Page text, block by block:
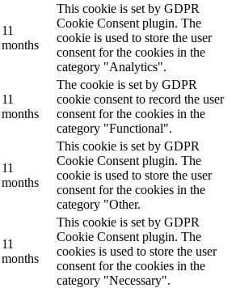
11
months
This cookie is set by GDPR
Cookie Consent plugin. The
cookie is used to store the user
consent for the cookies in the
category "Analytics".
11
months
The cookie is set by GDPR
cookie consent to record the user
consent for the cookies in the
category "Functional".
11
months
This cookie is set by GDPR
Cookie Consent plugin. The
cookie is used to store the user
consent for the cookies in the
category "Other.
11
months
This cookie is set by GDPR
Cookie Consent plugin. The
cookies is used to store the user
consent for the cookies in the
category "Necessary".